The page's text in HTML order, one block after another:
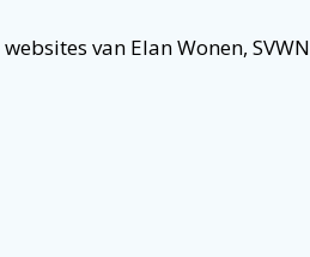
van Elan Wonen, SVWN